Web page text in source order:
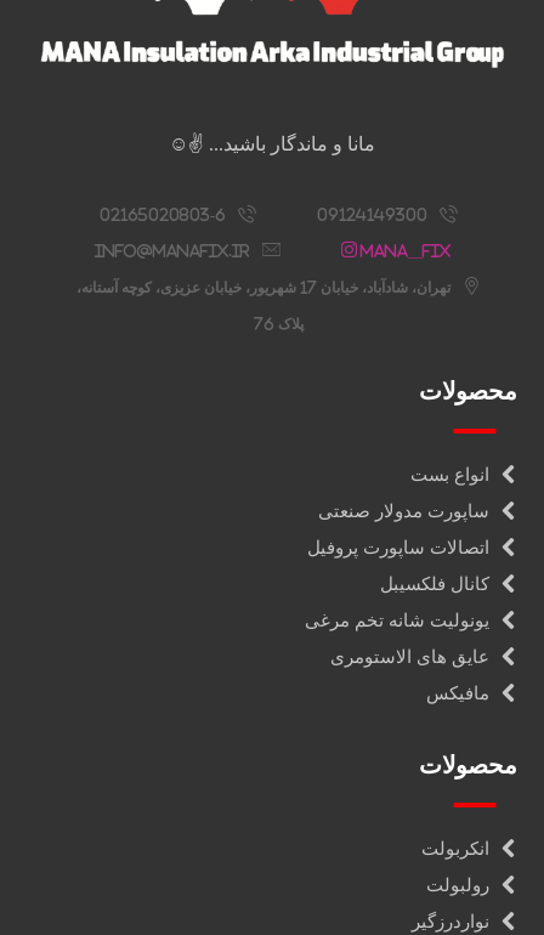
مانا و ماندگار باشید... ✌️☺️
09124149300
02165020803-6
Mana__fix
info@manafix.ir
تهران، شادآباد، خیابان 17 شهریور، خیابان عزیزی، کوچه آستانه،
پلاک 76
محصولات
انواع بست
ساپورت مدولار صنعتی
اتصالات ساپورت پروفیل
کانال فلکسیبل
یونولیت شانه تخم مرغی
عایق های الاستومری
مافیکس
محصولات
انکربولت
رولبولت
نواردرزگیر